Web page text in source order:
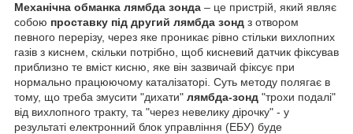
Механічна обманка лямбда зонда – це пристрій, який являє
собою проставку під другий лямбда зонд з отвором
певного перерізу, через яке проникає рівно стільки вихлопних
газів з киснем, скільки потрібно, щоб кисневий датчик фіксував
приблизно те вміст кисню, яке він зазвичай фіксує при
нормально працюючому каталізаторі. Суть методу полягає в
тому, що треба змусити "дихати" лямбда-зонд "трохи подалі"
від вихлопного тракту, та "через невелику дірочку" - у
результаті електронний блок управління (ЕБУ) буде